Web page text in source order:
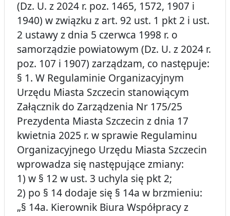
(Dz. U. z 2024 r. poz. 1465, 1572, 1907 i
1940) w związku z art. 92 ust. 1 pkt 2 i ust.
2 ustawy z dnia 5 czerwca 1998 r. o
samorządzie powiatowym (Dz. U. z 2024 r.
poz. 107 i 1907) zarządzam, co następuje:
§ 1. W Regulaminie Organizacyjnym
Urzędu Miasta Szczecin stanowiącym
Załącznik do Zarządzenia Nr 175/25
Prezydenta Miasta Szczecin z dnia 17
kwietnia 2025 r. w sprawie Regulaminu
Organizacyjnego Urzędu Miasta Szczecin
wprowadza się następujące zmiany:
1) w § 12 w ust. 3 uchyla się pkt 2;
2) po § 14 dodaje się § 14a w brzmieniu:
„§ 14a. Kierownik Biura Współpracy z